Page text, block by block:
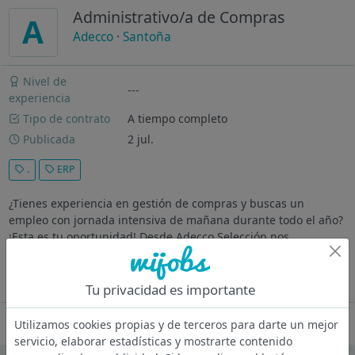
A Administrativo/a de Compras
Adecco · Santoña
Nivel de
experiencia
---
Tipo de contrato
A tiempo completo
Publicada
2 jul.
. ERP
¿Tienes experiencia en gestión de compras y buscas un
empleo con jornada intensiva de mañana durante todo el año?
¡Esta es tu oportunidad! Desde Adecco Selección nos
encontramos en búsqueda de un/a Administrativo/a de
Compras para reforzar el equipo...
Oferta desactivada
Tu privacidad es importante
Utilizamos cookies propias y de terceros para darte un mejor
servicio, elaborar estadísticas y mostrarte contenido